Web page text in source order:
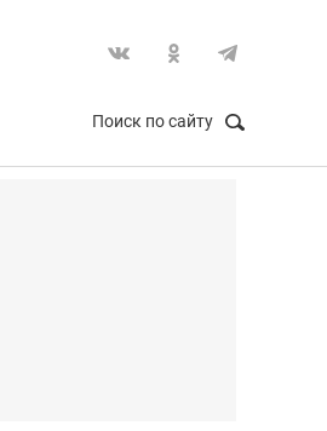
Поиск по сайту